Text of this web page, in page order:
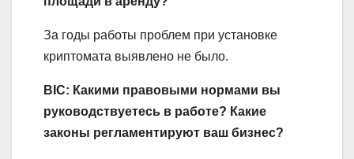
За годы работы проблем при установке
криптомата выявлено не было.
BIC: Какими правовыми нормами вы
руководствуетесь в работе? Какие
законы регламентируют ваш бизнес?